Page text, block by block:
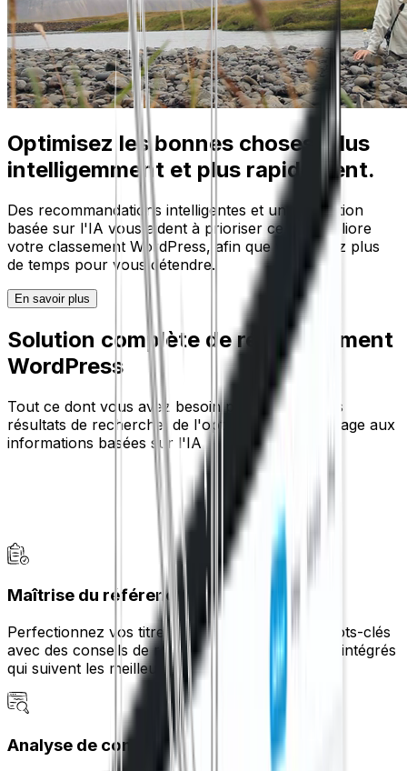
Optimisez les bonnes choses, plus
intelligemment et plus rapidement.
Des recommandations intelligentes et une rédaction
basée sur l'IA vous aident à prioriser ce qui améliore
votre classement WordPress, afin que vous ayez plus
de temps pour vous détendre.
En savoir plus
Solution complète de référencement
WordPress
Tout ce dont vous avez besoin pour dominer les
résultats de recherche, de l'optimisation sur la page aux
informations basées sur l'IA
Maîtrise du référencement sur la page
Perfectionnez vos titres, méta descriptions et mots-clés
avec des conseils de référencement WordPress intégrés
qui suivent les meilleures pratiques.
Analyse de contenu intelligente